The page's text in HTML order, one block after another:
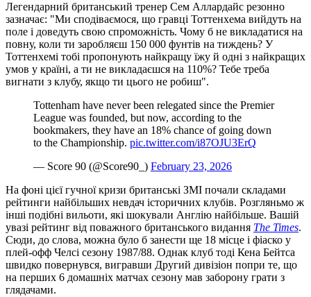
Легендарний британський тренер Сем Аллардайс резонно
зазначає: "Ми сподіваємося, що гравці Тоттенхема вийдуть на
поле і доведуть свою спроможність. Чому б не викладатися на
повну, коли ти заробляєш 150 000 фунтів на тиждень? У
Тоттенхемі тобі пропонують найкращу їжу й одні з найкращих
умов у країні, а ти не викладаєшся на 110%? Тебе треба
вигнати з клубу, якщо ти цього не робиш".
Tottenham have never been relegated since the Premier
League was founded, but now, according to the
bookmakers, they have an 18% chance of going down
to the Championship. pic.twitter.com/i87OJU3ErQ
— Score 90 (@Score90_) February 23, 2026
На фоні цієї гучної кризи британські ЗМІ почали складами
рейтинги найбільших невдач історичних клубів. Розгляньмо ж
інші подібні вильоти, які шокували Англію найбільше. Вашій
увазі рейтинг від поважного британського видання The Times.
Сюди, до слова, можна було б занести ще 18 місце і фіаско у
плей-офф Челсі сезону 1987/88. Однак клуб тоді Кена Бейтса
швидко повернувся, вигравши Другий дивізіон попри те, що
на перших 6 домашніх матчах сезону мав заборону грати з
глядачами.